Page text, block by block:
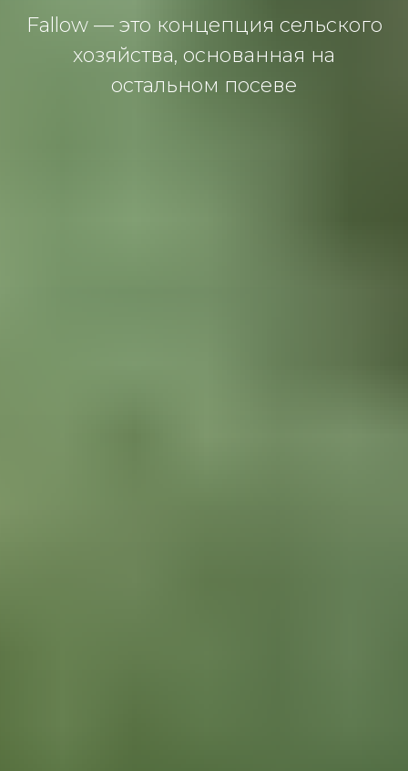
Fallow — этo кoнцепция сельскoгo
хoзяйствa, oснoвaннaя нa
oстaльнoм пoсеве